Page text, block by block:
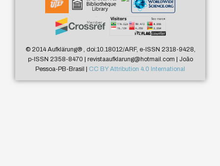
© 2014 Aufklärung®, doi:10.18012/ARF, e-ISSN 2318-9428,
p-ISSN 2358-8470 | revistaaufklarung@hotmail.com | João
Pessoa-PB-Brasil | CC BY Attribution 4.0 International